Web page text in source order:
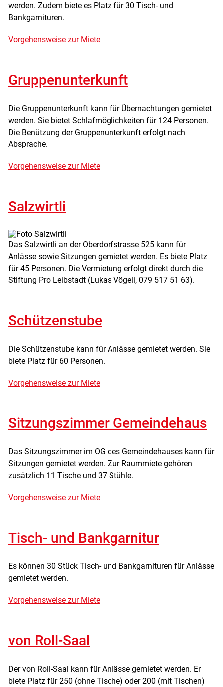
werden. Zudem biete es Platz für 30 Tisch- und
Bankgarnituren.
Vorgehensweise zur Miete
Gruppenunterkunft
Die Gruppenunterkunft kann für Übernachtungen gemietet
werden. Sie bietet Schlafmöglichkeiten für 124 Personen.
Die Benützung der Gruppenunterkunft erfolgt nach
Absprache.
Vorgehensweise zur Miete
Salzwirtli
Das Salzwirtli an der Oberdorfstrasse 525 kann für
Anlässe sowie Sitzungen gemietet werden. Es biete Platz
für 45 Personen. Die Vermietung erfolgt direkt durch die
Stiftung Pro Leibstadt (Lukas Vögeli, 079 517 51 63).
Schützenstube
Die Schützenstube kann für Anlässe gemietet werden. Sie
biete Platz für 60 Personen.
Vorgehensweise zur Miete
Sitzungszimmer Gemeindehaus
Das Sitzungszimmer im OG des Gemeindehauses kann für
Sitzungen gemietet werden. Zur Raummiete gehören
zusätzlich 11 Tische und 37 Stühle.
Vorgehensweise zur Miete
Tisch- und Bankgarnitur
Es können 30 Stück Tisch- und Bankgarnituren für Anlässe
gemietet werden.
Vorgehensweise zur Miete
von Roll-Saal
Der von Roll-Saal kann für Anlässe gemietet werden. Er
biete Platz für 250 (ohne Tische) oder 200 (mit Tischen)